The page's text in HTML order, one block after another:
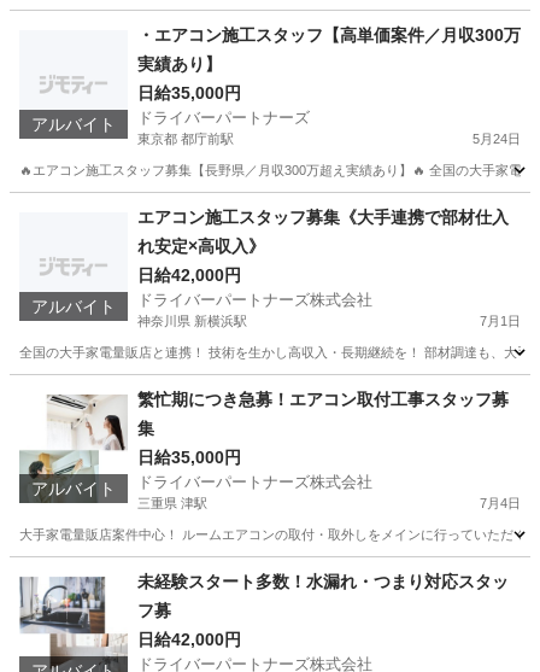
建築 スタッフ
アルバイト
・エアコン施工スタッフ【高単価案件／月収300万
実績あり】
日給35,000円
ドライバーパートナーズ
東京都 都庁前駅 5月24日
🔥エアコン施工スタッフ募集【長野県／月収300万超え実績あり】🔥 全国の大手家
軽作業 スタッフ
アルバイト
エアコン施工スタッフ募集《大手連携で部材仕入
れ安定×高収入》
日給42,000円
ドライバーパートナーズ株式会社
神奈川県 新横浜駅 7月1日
全国の大手家電量販店と連携！ 技術を生かし高収入・長期継続を！ 部材調達も、大
新横浜駅 軽作業 スタッフ
アルバイト
繁忙期につき急募！エアコン取付工事スタッフ募
集
日給35,000円
ドライバーパートナーズ株式会社
三重県 津駅 7月4日
大手家電量販店案件中心！ ルームエアコンの取付・取外しをメインに行っていただ
津駅 建築 スタッフ
未経験スタート多数！水漏れ・つまり対応スタッ
フ募
日給42,000円
ドライバーパートナーズ株式会社